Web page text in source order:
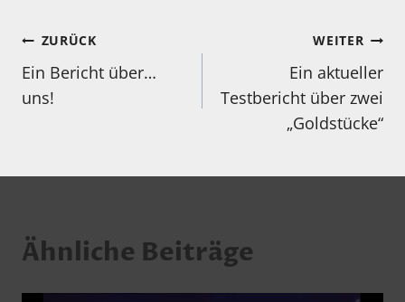
Beitragsnavigation
ZURÜCK
Ein Bericht über…
uns!
WEITER
Ein aktueller
Testbericht über zwei
„Goldstücke“
Ähnliche Beiträge